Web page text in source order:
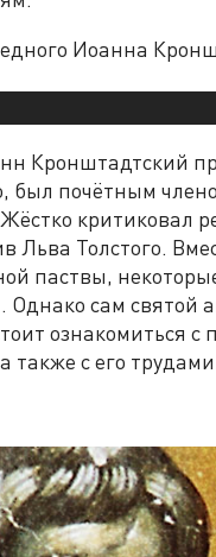
Кронштадтский
был почётным
критиковал
Льва Толстого.
паствы,
сам святой
ознакомиться
также с его